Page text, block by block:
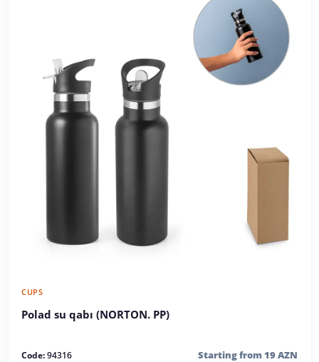
CUPS
Polad su qabı (NORTON. PP)
Code:94316 Starting from 19 AZN